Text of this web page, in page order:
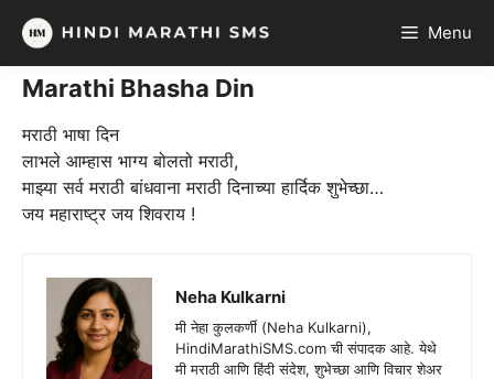
Skip
content
Menu
Marathi Bhasha Din
मराठी भाषा दिन
लाभले आम्हास भाग्य बोलतो मराठी,
माझ्या सर्व मराठी बांधवाना मराठी दिनाच्या हार्दिक शुभेच्छा…
जय महाराष्ट्र जय शिवराय !
Neha Kulkarni
मी नेहा कुलकर्णी (Neha Kulkarni),
HindiMarathiSMS.com ची संपादक आहे. येथे
मी मराठी आणि हिंदी संदेश, शुभेच्छा आणि विचार शेअर